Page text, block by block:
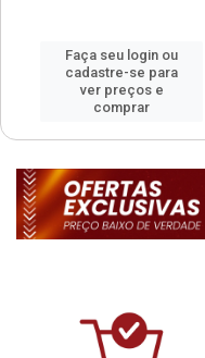
Faça seu login ou
cadastre-se para
ver preços e
comprar